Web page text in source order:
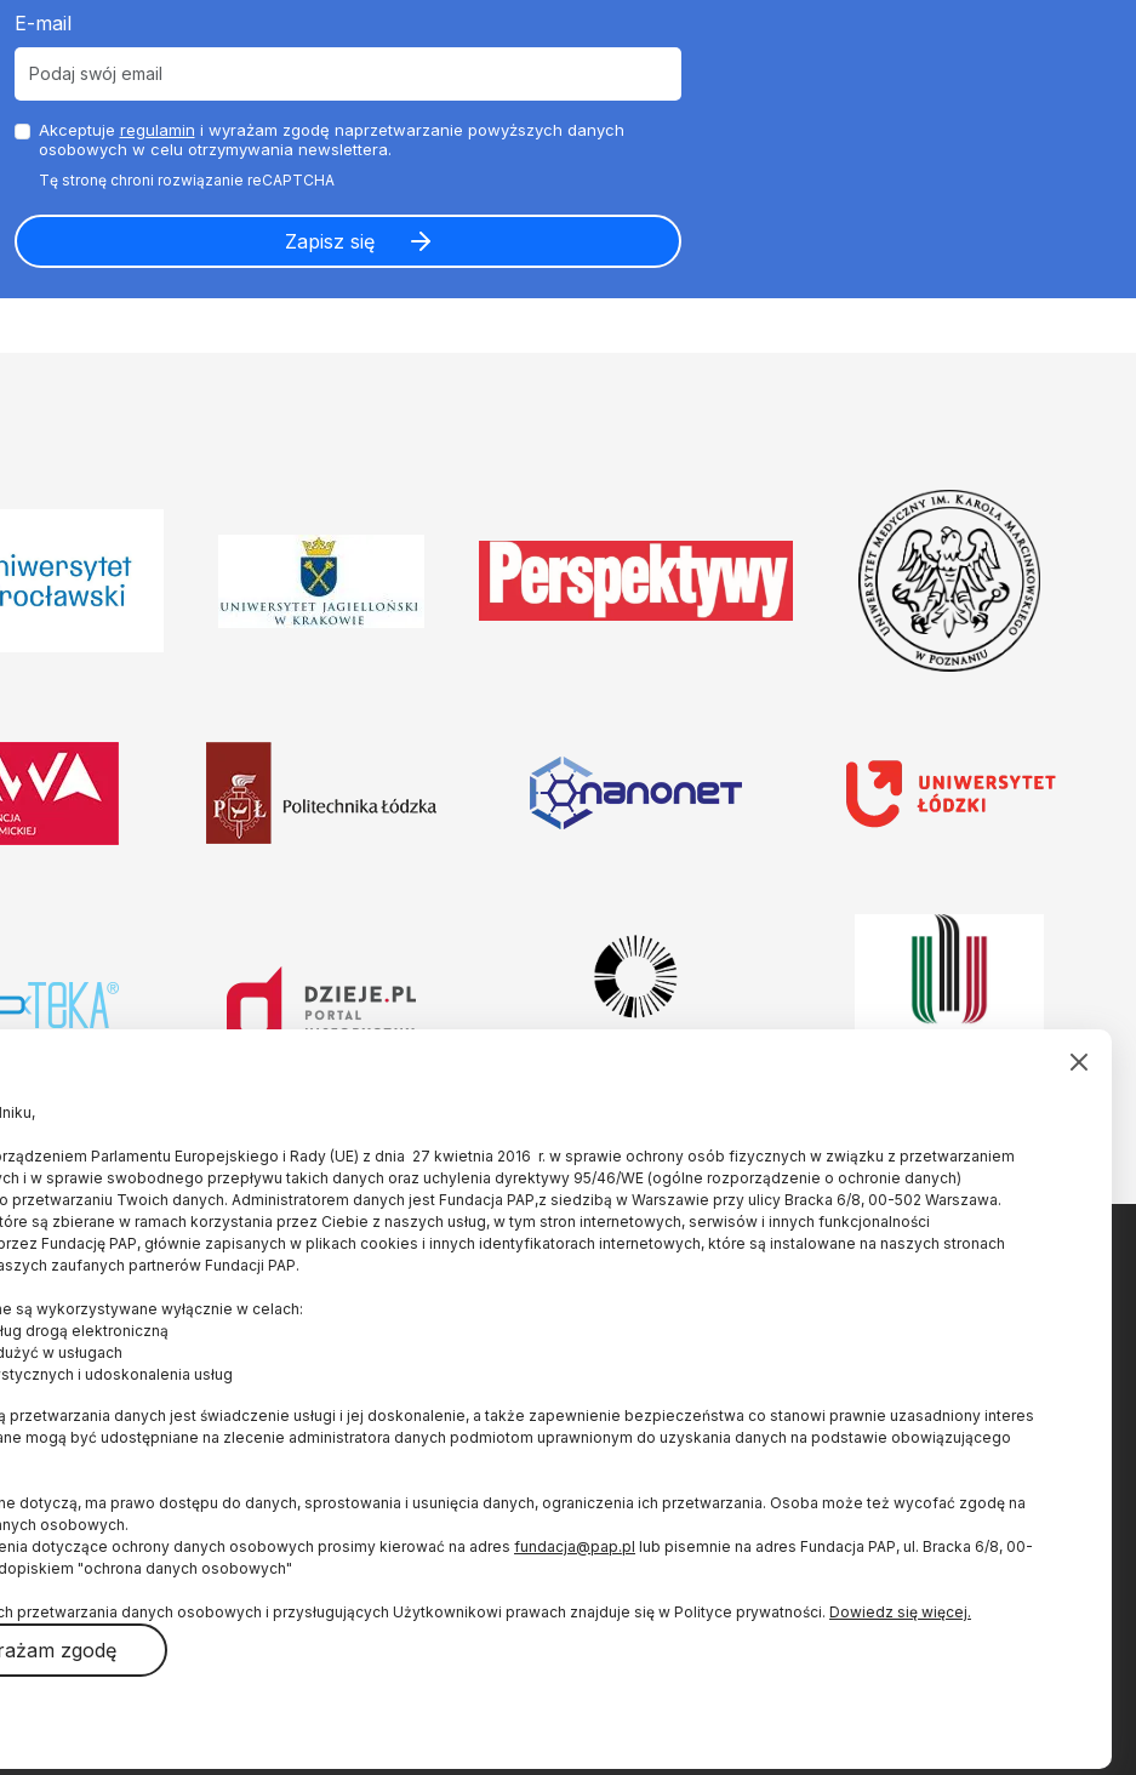
E-mail
Akceptuje regulamin i wyrażam zgodę naprzetwarzanie powyższych danych
osobowych w celu otrzymywania newslettera.
Parlamentu Europejskiego i Rady (UE) z dnia 27 kwietnia 2016 r. w sprawie ochrony osób fizycznych w związku z przetwarzaniem
i w sprawie swobodnego przepływu takich danych oraz uchylenia dyrektywy 95/46/WE (ogólne rozporządzenie o ochronie danych)
przetwarzaniu Twoich danych. Administratorem danych jest Fundacja PAP,z siedzibą w Warszawie przy ulicy Bracka 6/8, 00-502 Warszawa.
są zbierane w ramach korzystania przez Ciebie z naszych usług, w tym stron internetowych, serwisów i innych funkcjonalności
Fundację PAP, głównie zapisanych w plikach cookies i innych identyfikatorach internetowych, które są instalowane na naszych stronach
zaufanych partnerów Fundacji PAP.
są wykorzystywane wyłącznie w celach:
drogą elektroniczną
w usługach
i udoskonalenia usług
przetwarzania danych jest świadczenie usługi i jej doskonalenie, a także zapewnienie bezpieczeństwa co stanowi prawnie uzasadniony interes
mogą być udostępniane na zlecenie administratora danych podmiotom uprawnionym do uzyskania danych na podstawie obowiązującego
dotyczą, ma prawo dostępu do danych, sprostowania i usunięcia danych, ograniczenia ich przetwarzania. Osoba może też wycofać zgodę na
osobowych.
dotyczące ochrony danych osobowych prosimy kierować na adres fundacja@pap.pl lub pisemnie na adres Fundacja PAP, ul. Bracka 6/8, 00-
"ochrona danych osobowych"
przetwarzania danych osobowych i przysługujących Użytkownikowi prawach znajduje się w Polityce prywatności. Dowiedz się więcej.
zgodę
Konkurs dla czytelników
Popularyzator Nauki
Blog
Książka
Mapa strony
Logo do pobrania
Autorzy
naukawpolsce@pap.pl
(+48 22) 509 27 07
środków budżetu państwa,
przyznanych przez Ministra
Społeczna Odpowiedzialność
Nauki II.